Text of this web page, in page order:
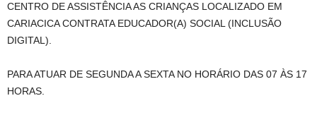
CENTRO DE ASSISTÊNCIA AS CRIANÇAS LOCALIZADO EM
CARIACICA CONTRATA EDUCADOR(A) SOCIAL (INCLUSÃO
DIGITAL).
PARA ATUAR DE SEGUNDA A SEXTA NO HORÁRIO DAS 07 ÀS 17
HORAS.